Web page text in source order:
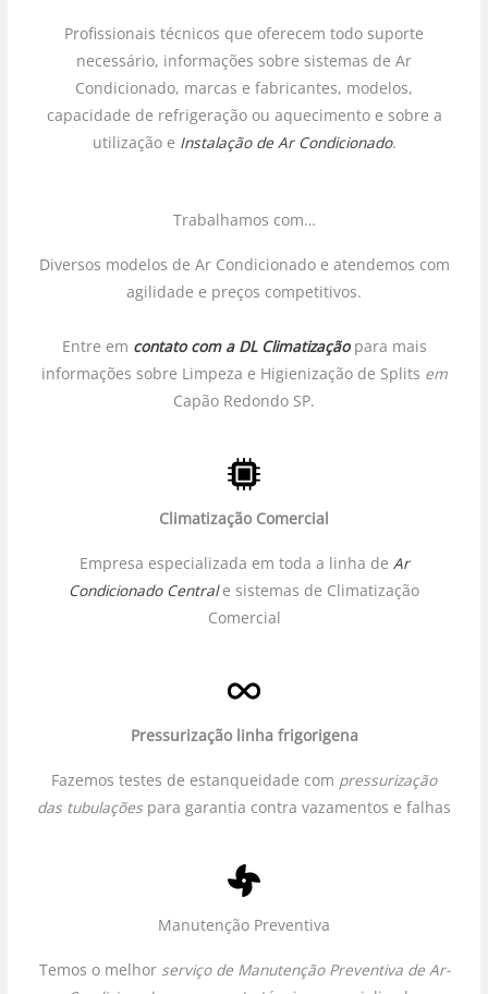
Profissionais técnicos que oferecem todo suporte
necessário, informações sobre sistemas de Ar
Condicionado, marcas e fabricantes, modelos,
capacidade de refrigeração ou aquecimento e sobre a
utilização e Instalação de Ar Condicionado.
Trabalhamos com…
Diversos modelos de Ar Condicionado e atendemos com
agilidade e preços competitivos.
Entre em contato com a DL Climatizaçãopara mais
informações sobre Limpeza e Higienização de Splits em
Capão Redondo SP.
Climatização Comercial
Empresa especializada em toda a linha de Ar
Condicionado Centrale sistemas de Climatização
Comercial
Pressurização linha frigorigena
Fazemos testes de estanqueidade com pressurização
das tubulaçõespara garantia contra vazamentos e falhas
Manutenção Preventiva
Temos o melhor serviço de Manutenção Preventiva de Ar-